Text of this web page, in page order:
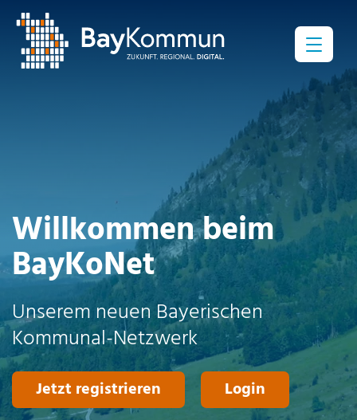
Menü
Willkommen beim
BayKoNet
Unserem neuen Bayerischen
Kommunal-Netzwerk
Jetzt registrieren Login